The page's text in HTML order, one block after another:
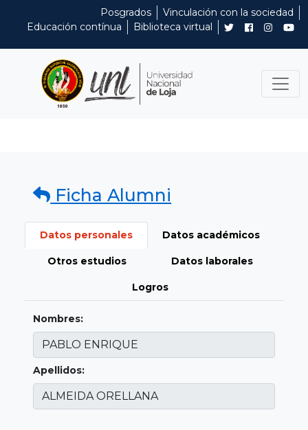
Posgrados
Vinculación con la sociedad
Educación contínua
Biblioteca virtual
Ficha Alumni
Datos personales Datos académicos
Otros estudios Datos laborales
Logros
Nombres:
Apellidos: